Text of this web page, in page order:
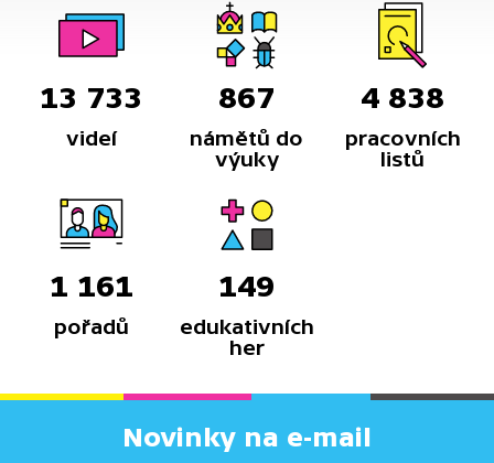
13 733
videí
867
námětů do
výuky
4 838
pracovních
listů
1 161
pořadů
149
edukativních
her
Novinky na e-mail